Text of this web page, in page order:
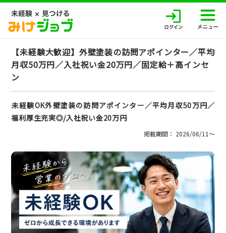
【未経験大歓迎】外壁塗装の訪問アポインター／平均
月収50万円／入社祝い金20万円／固定給＋高インセ
ン
未経験OK外壁塗装の訪問アポインター／平均月収50万円／
福利厚生充実◎/入社祝い金20万円
掲載期間： 2026/06/11〜